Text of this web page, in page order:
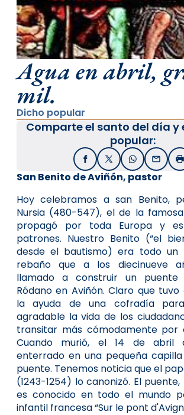
Agua en abril,
mil.
Dicho popular
Comparte el santo del día y
popular:
FacebookX / TwitterWhatsApp
Email
San Benito de Aviñón, pastor
Hoy celebramos a san Benito,
Nursia (480-547), el de la
propagó por toda Europa y
patrones. Nuestro Benito (“el
desde el bautismo) era todo un
rebaño que a los diecinueve
llamado a construir un
Ródano en Aviñón. Claro que
la ayuda de una cofradía
agradable la vida de los
transitar más cómodamente por
Cuando murió, el 14 de abril
enterrado en una pequeña
puente. Tenemos noticia que el
(1243-1254) lo canonizó. El
es conocido en todo el mundo
infantil francesa “Sur le pont